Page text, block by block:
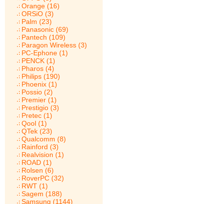
Orange (16)
ORSiO (3)
Palm (23)
Panasonic (69)
Pantech (109)
Paragon Wireless (3)
PC-Ephone (1)
PENCK (1)
Pharos (4)
Philips (190)
Phoenix (1)
Possio (2)
Premier (1)
Prestigio (3)
Pretec (1)
Qool (1)
QTek (23)
Qualcomm (8)
Rainford (3)
Realvision (1)
ROAD (1)
Rolsen (6)
RoverPC (32)
RWT (1)
Sagem (188)
Samsung (1144)